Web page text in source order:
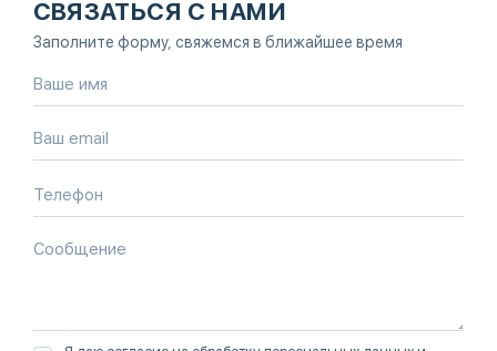
СВЯЗАТЬСЯ С НАМИ
Заполните форму, свяжемся в ближайшее время